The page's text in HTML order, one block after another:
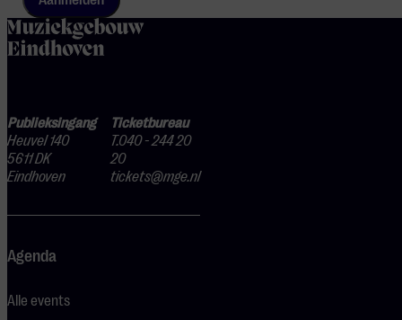
Publieksingang
Heuvel 140
5611 DK
Eindhoven
Ticketbureau
T.040 - 244 20
20
tickets@mge.nl
Agenda
Alle events